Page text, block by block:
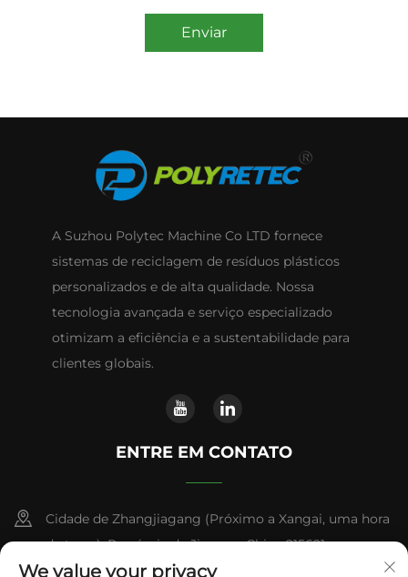
Enviar
A Suzhou Polytec Machine Co LTD fornece
sistemas de reciclagem de resíduos plásticos
personalizados e de alta qualidade. Nossa
tecnologia avançada e serviço especializado
otimizam a eficiência e a sustentabilidade para
clientes globais.
ENTRE EM CONTATO
Cidade de Zhangjiagang (Próximo a Xangai, uma hora
de trem), Província de Jiangsu, China 215621
We value your privacy